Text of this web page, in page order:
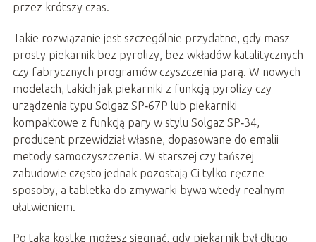
przez krótszy czas.
Takie rozwiązanie jest szczególnie przydatne, gdy masz
prosty piekarnik bez pyrolizy, bez wkładów katalitycznych
czy fabrycznych programów czyszczenia parą. W nowych
modelach, takich jak piekarniki z funkcją pyrolizy czy
urządzenia typu Solgaz SP‑67P lub piekarniki
kompaktowe z funkcją pary w stylu Solgaz SP‑34,
producent przewidział własne, dopasowane do emalii
metody samoczyszczenia. W starszej czy tańszej
zabudowie często jednak pozostają Ci tylko ręczne
sposoby, a tabletka do zmywarki bywa wtedy realnym
ułatwieniem.
Po taką kostkę możesz sięgnąć, gdy piekarnik był długo